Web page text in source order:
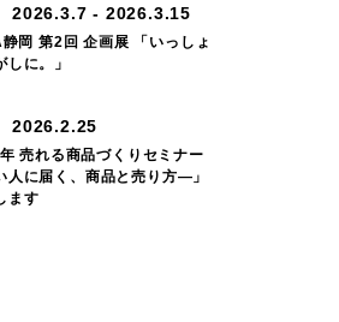
2026.3.7 - 2026.3.15
岡 第2回 企画展 「いっしょ
しに。」
2026.2.25
年 売れる商品づくりセミナー
に届く、商品と売り方―」
ます